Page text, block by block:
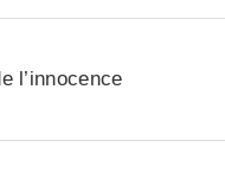
l’innocence